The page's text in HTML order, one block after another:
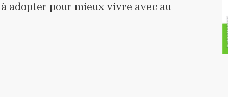
adopter pour mieux vivre avec au